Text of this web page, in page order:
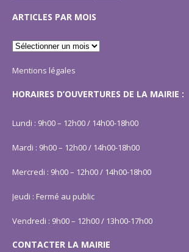
ARTICLES PAR MOIS
Mentions légales
HORAIRES D’OUVERTURES DE LA MAIRIE :
Lundi : 9h00 – 12h00 / 14h00-18h00
Mardi : 9h00 – 12h00 / 14h00-18h00
Mercredi : 9h00 – 12h00 / 14h00-18h00
Jeudi : Fermé au public
Vendredi : 9h00 – 12h00 / 13h00-17h00
CONTACTER LA MAIRIE